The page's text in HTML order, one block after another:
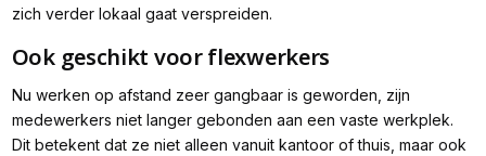
zich verder lokaal gaat verspreiden.
Ook geschikt voor flexwerkers
Nu werken op afstand zeer gangbaar is geworden, zijn
medewerkers niet langer gebonden aan een vaste werkplek.
Dit betekent dat ze niet alleen vanuit kantoor of thuis, maar ook